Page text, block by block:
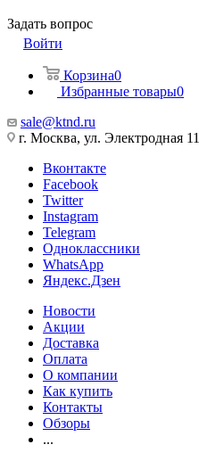
Задать вопрос
Войти
Корзина0
Избранные товары0
sale@ktnd.ru
г. Москва, ул. Электродная 11
Вконтакте
Facebook
Twitter
Instagram
Telegram
Одноклассники
WhatsApp
Яндекс.Дзен
Новости
Акции
Доставка
Оплата
О компании
Как купить
Контакты
Обзоры
...